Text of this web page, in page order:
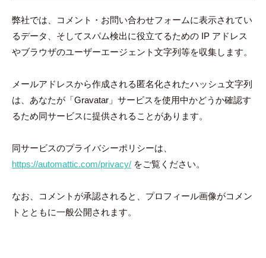
弊社では、コメント・お問い合わせフォームに表示されてい
るデータ、そしてスパム検出に役立てるための IP アドレス
やブラウザのユーザーエージェント文字列等を収集します。
メールアドレスから作成される匿名化されたハッシュ文字列
は、あなたが「Gravatar」サービスを使用中かどうか確認す
るため同サービスに提供されることがあります。
同サービスのプライバシーポリシーは、
https://automattic.com/privacy/ をご覧ください。
なお、コメントが承認されると、プロフィール画像がコメン
トとともに一般公開されます。